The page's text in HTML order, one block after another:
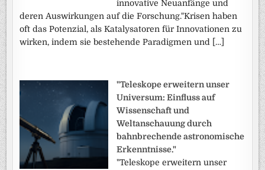
innovative Neuanfänge und
deren Auswirkungen auf die Forschung."Krisen haben
oft das Potenzial, als Katalysatoren für Innovationen zu
wirken, indem sie bestehende Paradigmen und […]
"Teleskope erweitern unser
Universum: Einfluss auf
Wissenschaft und
Weltanschauung durch
bahnbrechende astronomische
Erkenntnisse."
"Teleskope erweitern unser